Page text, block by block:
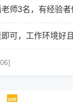
师3名，有经验
可，工作环境好